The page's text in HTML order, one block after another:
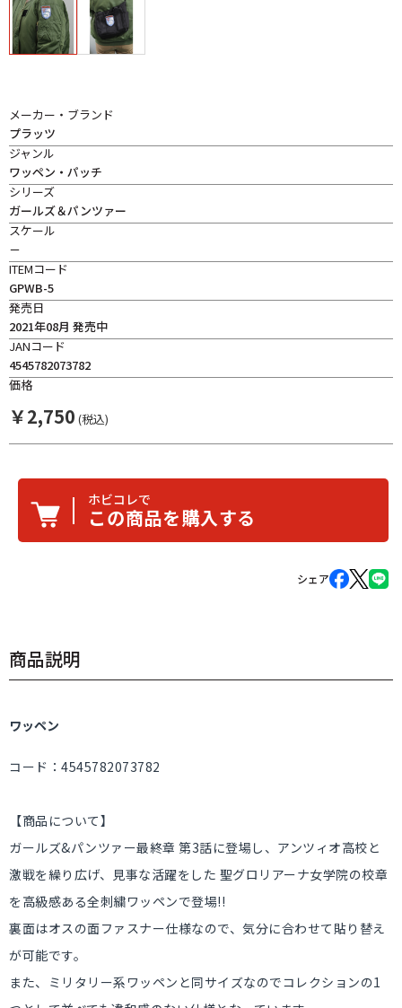
メーカー・ブランド
プラッツ
ジャンル
ワッペン・パッチ
シリーズ
ガールズ＆パンツァー
スケール
－
ITEMコード
GPWB-5
発売日
2021年08月 発売中
JANコード
4545782073782
価格
￥2,750 (税込)
ホビコレで
この商品を購入する
シェア
商品説明
ワッペン
コード：4545782073782
【商品について】
ガールズ&パンツァー最終章 第3話に登場し、アンツィオ高校と
激戦を繰り広げ、見事な活躍をした 聖グロリアーナ女学院の校章
を高級感ある全刺繍ワッペンで登場!!
裏面はオスの面ファスナー仕様なので、気分に合わせて貼り替え
が可能です。
また、ミリタリー系ワッペンと同サイズなのでコレクションの1